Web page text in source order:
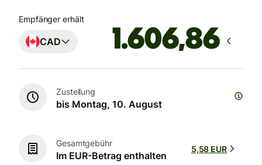
Empfänger erhält
CAD
Zustellung
bis Montag, 10. August
Gesamtgebühr
Im EUR-Betrag enthalten
5,58 EUR